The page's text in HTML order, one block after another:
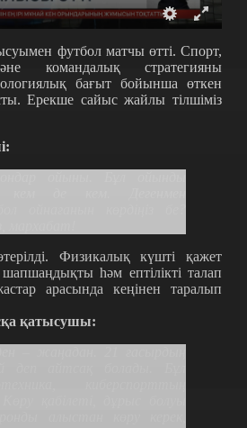
футбол матчы өтті. Спорт,
командалық стратегияны
бағыт бойынша өткен
Ерекше сайыс жайлы тілшіміз
Физикалық күшті қажет
һәм ептілікті талап
арасында кеңінен таралып
қатысушы: